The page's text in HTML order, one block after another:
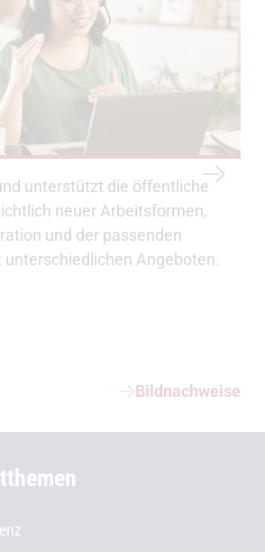
unterstützt die öffentliche
neuer Arbeitsformen,
und der passenden
Angeboten.
Bildnachweise